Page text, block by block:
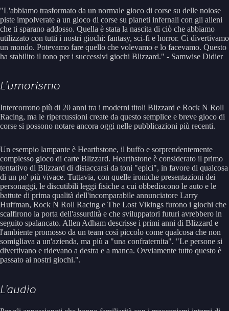
"L'abbiamo trasformato da un normale gioco di corse su delle noiose
piste impolverate a un gioco di corse su pianeti infernali con gli alieni
che ti sparano addosso. Quella è stata la nascita di ciò che abbiamo
utilizzato con tutti i nostri giochi: fantasy, sci-fi e horror. Ci divertivamo
un mondo. Potevamo fare quello che volevamo e lo facevamo. Questo
ha stabilito il tono per i successivi giochi Blizzard." - Samwise Didier
L'umorismo
Intercorrono più di 20 anni tra i moderni titoli Blizzard e Rock N Roll
Racing, ma le ripercussioni create da questo semplice e breve gioco di
corse si possono notare ancora oggi nelle pubblicazioni più recenti.
Un esempio lampante è Hearthstone, il buffo e sorprendentemente
complesso gioco di carte Blizzard. Hearthstone è considerato il primo
tentativo di Blizzard di distaccarsi da toni "epici", in favore di qualcosa
di un po' più vivace. Tuttavia, con quelle ironiche presentazioni dei
personaggi, le discutibili leggi fisiche a cui obbediscono le auto e le
battute di prima qualità dell'incomparabile annunciatore Larry
Huffman, Rock N Roll Racing e The Lost Vikings furono i giochi che
scalfirono la porta dell'assurdità e che sviluppatori futuri avrebbero in
seguito spalancato. Allen Adham descrisse i primi anni di Blizzard e
l'ambiente promosso da un team così piccolo come qualcosa che non
somigliava a un'azienda, ma più a "una confraternita". "Le persone si
divertivano e ridevano a destra e a manca. Ovviamente tutto questo è
passato ai nostri giochi.".
L'audio